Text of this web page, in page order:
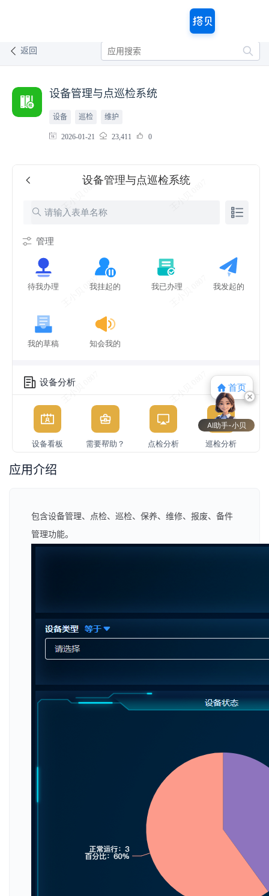
返回
设备管理与点巡检系统
设备 巡检 维护
2026-01-21 23,411 0
应用介绍
包含设备管理、点检、巡检、保养、维修、报废、备件
管理功能。